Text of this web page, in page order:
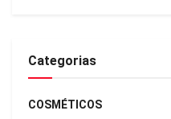
Categorias
COSMÉTICOS